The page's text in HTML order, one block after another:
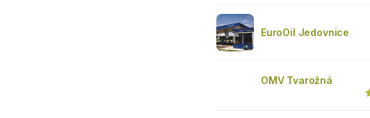
EuroOil Jedovnice
OMV Tvarožná